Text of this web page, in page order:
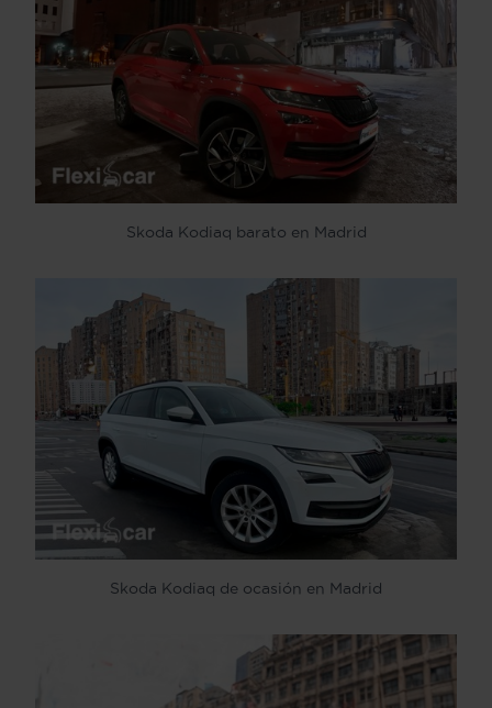
Skoda Kodiaq barato en Madrid
Skoda Kodiaq de ocasión en Madrid